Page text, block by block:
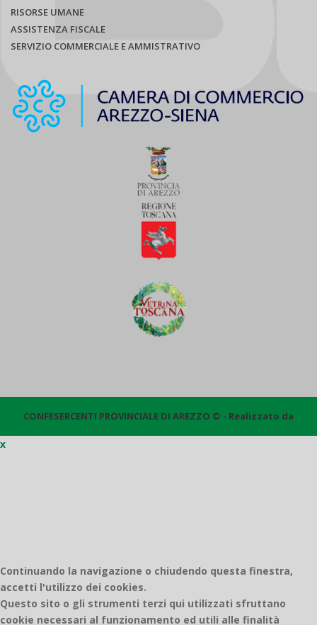
RISORSE UMANE
ASSISTENZA FISCALE
SERVIZIO COMMERCIALE E AMMISTRATIVO
CONFESERCENTI PROVINCIALE DI AREZZO © - Realizzato da
x
Continuando la navigazione o chiudendo questa finestra,
accetti l'utilizzo dei cookies.
Questo sito o gli strumenti terzi qui utilizzati sfruttano
cookie necessari al funzionamento ed utili alle finalità